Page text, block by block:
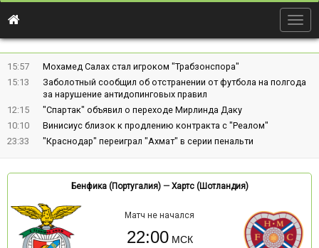
15:57
Мохамед Салах стал игроком "Трабзонспора"
15:13
Заболотный сообщил об отстранении от футбола на полгода
за нарушение антидопинговых правил
12:15
"Спартак" объявил о переходе Мирлинда Даку
10:10
Винисиус близок к продлению контракта с "Реалом"
23:33
"Краснодар" переиграл "Ахмат" в серии пенальти
Бенфика (Португалия)— Хартс (Шотландия)
Матч не начался
22:00